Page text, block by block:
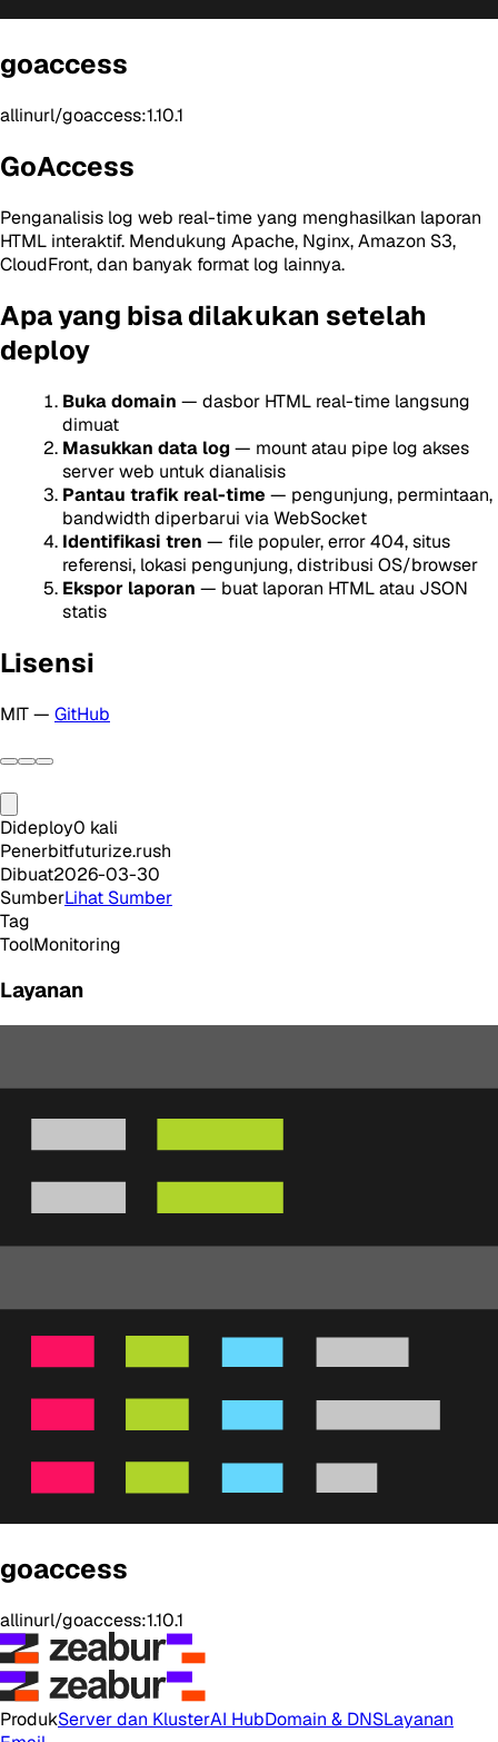
goaccess
allinurl/goaccess:1.10.1
GoAccess
Penganalisis log web real-time yang menghasilkan laporan
HTML interaktif. Mendukung Apache, Nginx, Amazon S3,
CloudFront, dan banyak format log lainnya.
Apa yang bisa dilakukan setelah
deploy
Buka domain — dasbor HTML real-time langsung
dimuat
Masukkan data log— mount atau pipe log akses
server web untuk dianalisis
Pantau trafik real-time — pengunjung, permintaan,
bandwidth diperbarui via WebSocket
Identifikasi tren — file populer, error 404, situs
referensi, lokasi pengunjung, distribusi OS/browser
Ekspor laporan — buat laporan HTML atau JSON
statis
Lisensi
MIT — GitHub
Dideploy0 kali
Penerbitfuturize.rush
Dibuat2026-03-30
SumberLihat Sumber
Tag
ToolMonitoring
Layanan
goaccess
allinurl/goaccess:1.10.1
ProdukServer dan KlusterAI HubDomain & DNSLayanan